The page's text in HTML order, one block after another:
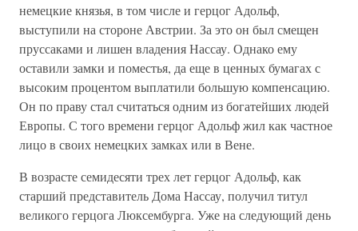
немецкие князья, в том числе и герцог Адольф,
выступили на стороне Австрии. За это он был смещен
пруссаками и лишен владения Нассау. Однако ему
оставили замки и поместья, да еще в ценных бумагах с
высоким процентом выплатили большую компенсацию.
Он по праву стал считаться одним из богатейших людей
Европы. С того времени герцог Адольф жил как частное
лицо в своих немецких замках или в Вене.
В возрасте семидесяти трех лет герцог Адольф, как
старший представитель Дома Нассау, получил титул
великого герцога Люксембурга. Уже на следующий день